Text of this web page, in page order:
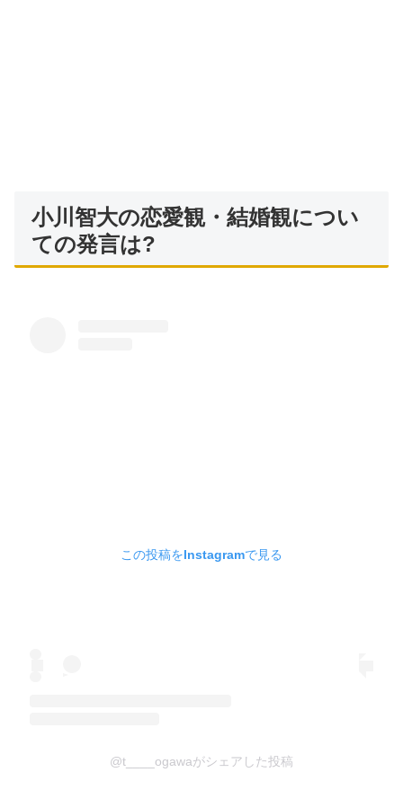
小川智大の恋愛観・結婚観につい
ての発言は?
この投稿をInstagramで見る
@t____ogawaがシェアした投稿